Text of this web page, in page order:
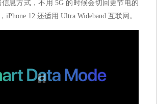
信息方式，不用 5G 的时候会切回更节电的
iPhone 12 还适用 Ultra Wideband 互联网。